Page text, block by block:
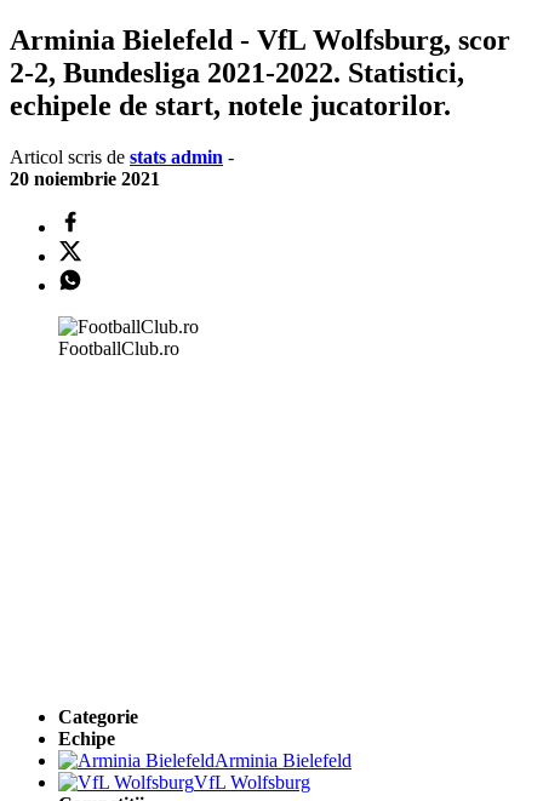
Arminia Bielefeld - VfL Wolfsburg, scor
2-2, Bundesliga 2021-2022. Statistici,
echipele de start, notele jucatorilor.
Articol scris de stats admin -
20 noiembrie 2021
FootballClub.ro
Categorie
Echipe
Arminia Bielefeld
VfL Wolfsburg